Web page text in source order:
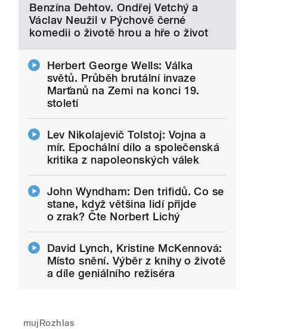
Benzína Dehtov. Ondřej Vetchý a
Václav Neužil v Pýchově černé
komedii o životě hrou a hře o život
Herbert George Wells: Válka
světů. Průběh brutální invaze
Marťanů na Zemi na konci 19.
století
Lev Nikolajevič Tolstoj: Vojna a
mír. Epochální dílo a společenská
kritika z napoleonských válek
John Wyndham: Den trifidů. Co se
stane, když většina lidí přijde
o zrak? Čte Norbert Lichý
David Lynch, Kristine McKennová:
Místo snění. Výběr z knihy o životě
a díle geniálního režiséra
mujRozhlas